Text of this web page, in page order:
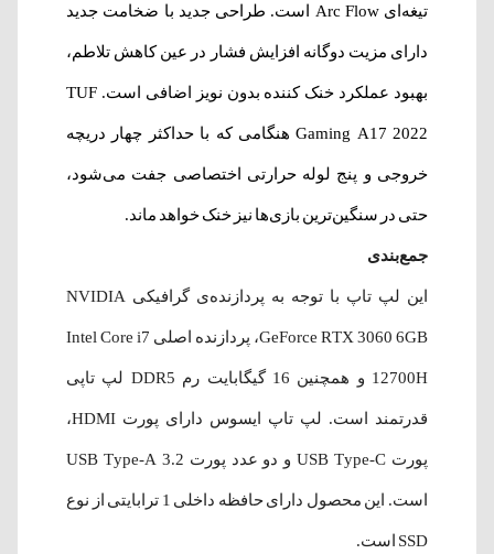
تیغه‌ای Arc Flow است. طراحی جدید با ضخامت جدید
دارای مزیت دوگانه افزایش فشار در عین کاهش تلاطم،
بهبود عملکرد خنک کننده بدون نویز اضافی است. TUF
Gaming A17 2022 هنگامی که با حداکثر چهار دریچه
خروجی و پنج لوله حرارتی اختصاصی جفت می‌شود،
حتی در سنگین‌ترین بازی‌ها نیز خنک خواهد ماند.
جمع‌بندی
این لپ‌ تاپ با توجه به پردازنده‌ی گرافیکی NVIDIA
GeForce RTX 3060 6GB، پردازنده اصلی Intel Core i7
12700H و همچنین 16 گیگابایت رم DDR5 لپ‌ تاپی
قدرتمند است. لپ تاپ ایسوس دارای پورت HDMI،
پورت USB Type-C و دو عدد پورت USB Type-A 3.2
است. این محصول دارای حافظه داخلی 1 ترابایتی از نوع
SSD است.